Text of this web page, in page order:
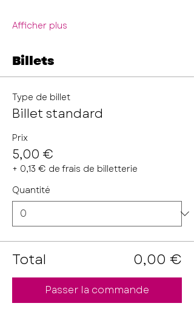
Afficher plus
Billets
Type de billet
Billet standard
Prix
5,00 €
+ 0,13 € de frais de billetterie
Quantité
Total 0,00 €
Passer la commande